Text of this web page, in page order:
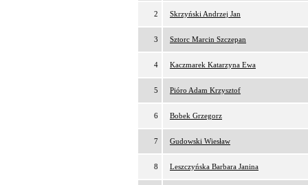
2 Skrzyński Andrzej Jan
3 Sztorc Marcin Szczepan
4 Kaczmarek Katarzyna Ewa
5 Pióro Adam Krzysztof
6 Bobek Grzegorz
7 Gudowski Wiesław
8 Leszczyńska Barbara Janina